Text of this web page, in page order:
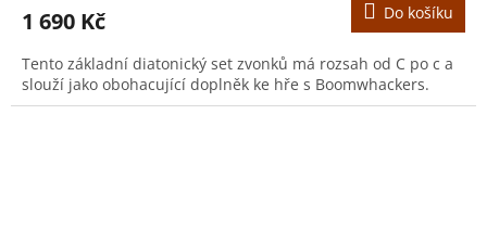
1 690 Kč Do košíku
Tento základní diatonický set zvonků má rozsah od C po c a
slouží jako obohacující doplněk ke hře s Boomwhackers.